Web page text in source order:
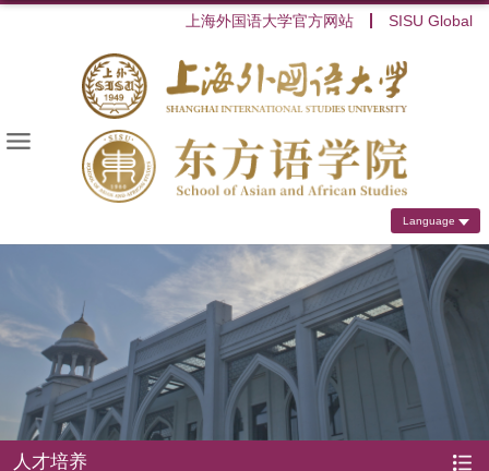
上海外国语大学官方网站 SISU Global
Language
人才培养